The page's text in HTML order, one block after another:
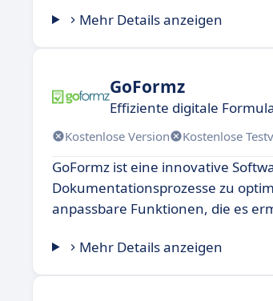
Mehr Details anzeigen
GoFormz
Effiziente digitale
Kostenlose Version Kostenlose
GoFormz ist eine innovative
Dokumentationsprozesse zu
anpassbare Funktionen, die es
Mehr Details anzeigen